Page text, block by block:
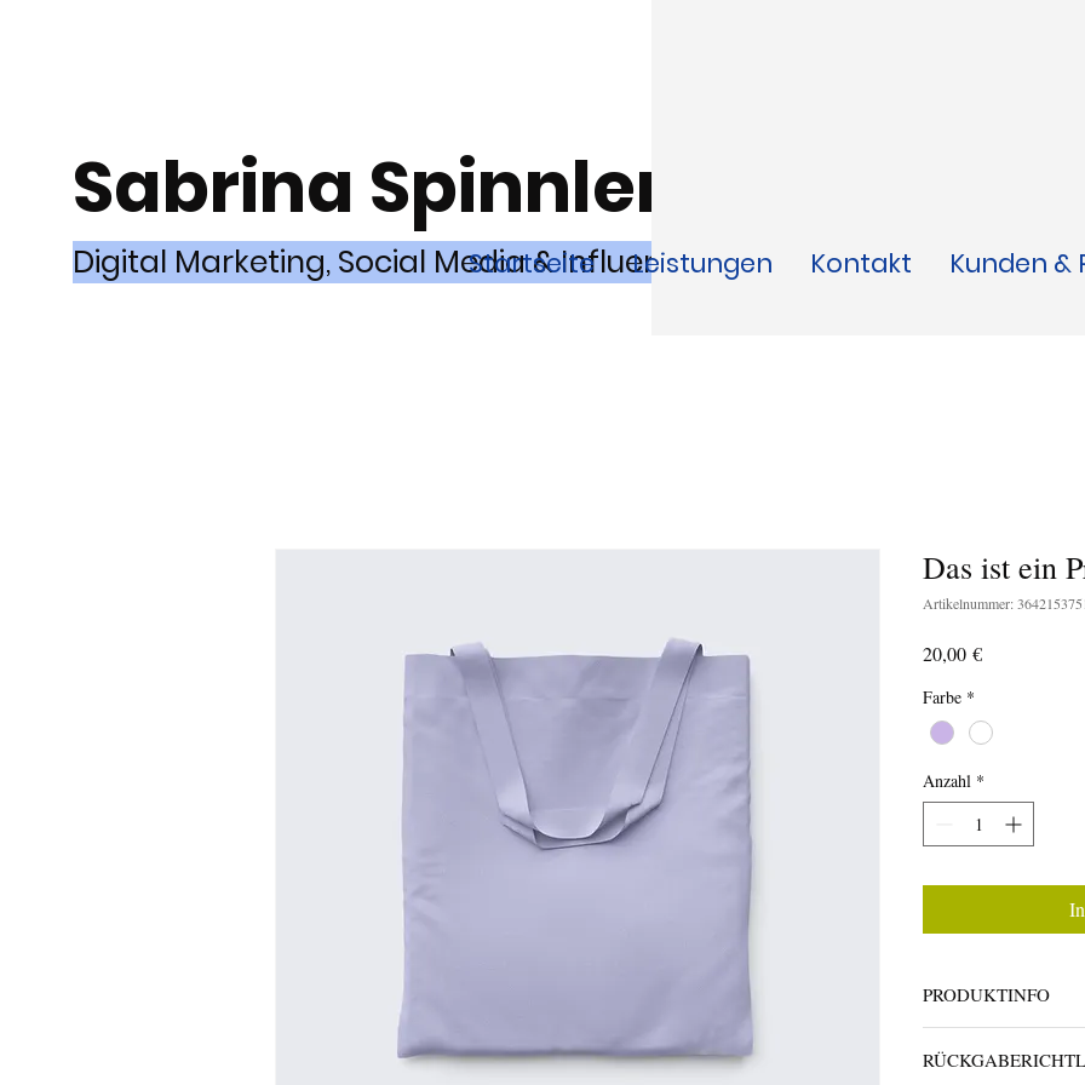
Sabrina Spinnler.
Digital Marketing, Social Media & Influencer
Startseite Leistungen Kontakt Kunden &
Das ist ein
Artikelnummer:
20,00 €Preis
Farbe *
Anzahl *
PRODUKTINFO
Produkt hinzu, z. B.